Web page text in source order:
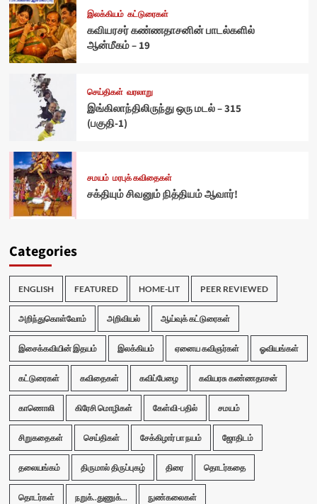
இலக்கியம் கட்டுரைகள்
கவியரசர் கண்ணதாசனின் பாடல்களில்
ஆன்மீகம் – 19
செய்திகள் வரலாறு
இங்கிலாந்திலிருந்து ஒரு மடல் – 315
(பகுதி-1)
சமயம் மரபுக் கவிதைகள்
சக்தியும் சிவனும் நித்தியம் ஆவார்!
Categories
ENGLISH FEATURED HOME-LIT PEER REVIEWED
அறிந்துகொள்வோம் அறிவியல் ஆய்வுக் கட்டுரைகள்
இசைக்கவியின் இதயம் இலக்கியம் ஏனைய கவிஞர்கள் ஓவியங்கள்
கட்டுரைகள் கவிதைகள் கவிப்பேழை கவியரசு கண்ணதாசன்
காணொலி கிரேசி மொழிகள் கேள்வி-பதில் சமயம்
சிறுகதைகள் செய்திகள் சேக்கிழார் பா நயம் ஜோதிடம்
தலையங்கம் திருமால் திருப்புகழ் திரை தொடர்கதை
தொடர்கள் நறுக்..துணுக்... நுண்கலைகள்